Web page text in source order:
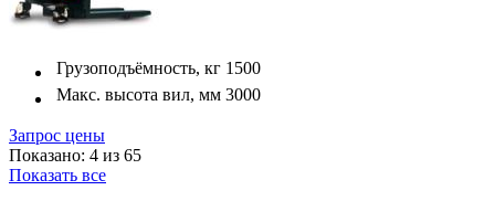
Грузоподъёмность, кг 1500
Макс. высота вил, мм 3000
Запрос цены
Показано: 4 из 65
Показать все